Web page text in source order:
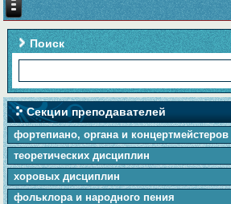
Поиск
Секции преподавателей
фортепиано, органа и концертмейстеров
теоретических дисциплин
хоровых дисциплин
фольклора и народного пения